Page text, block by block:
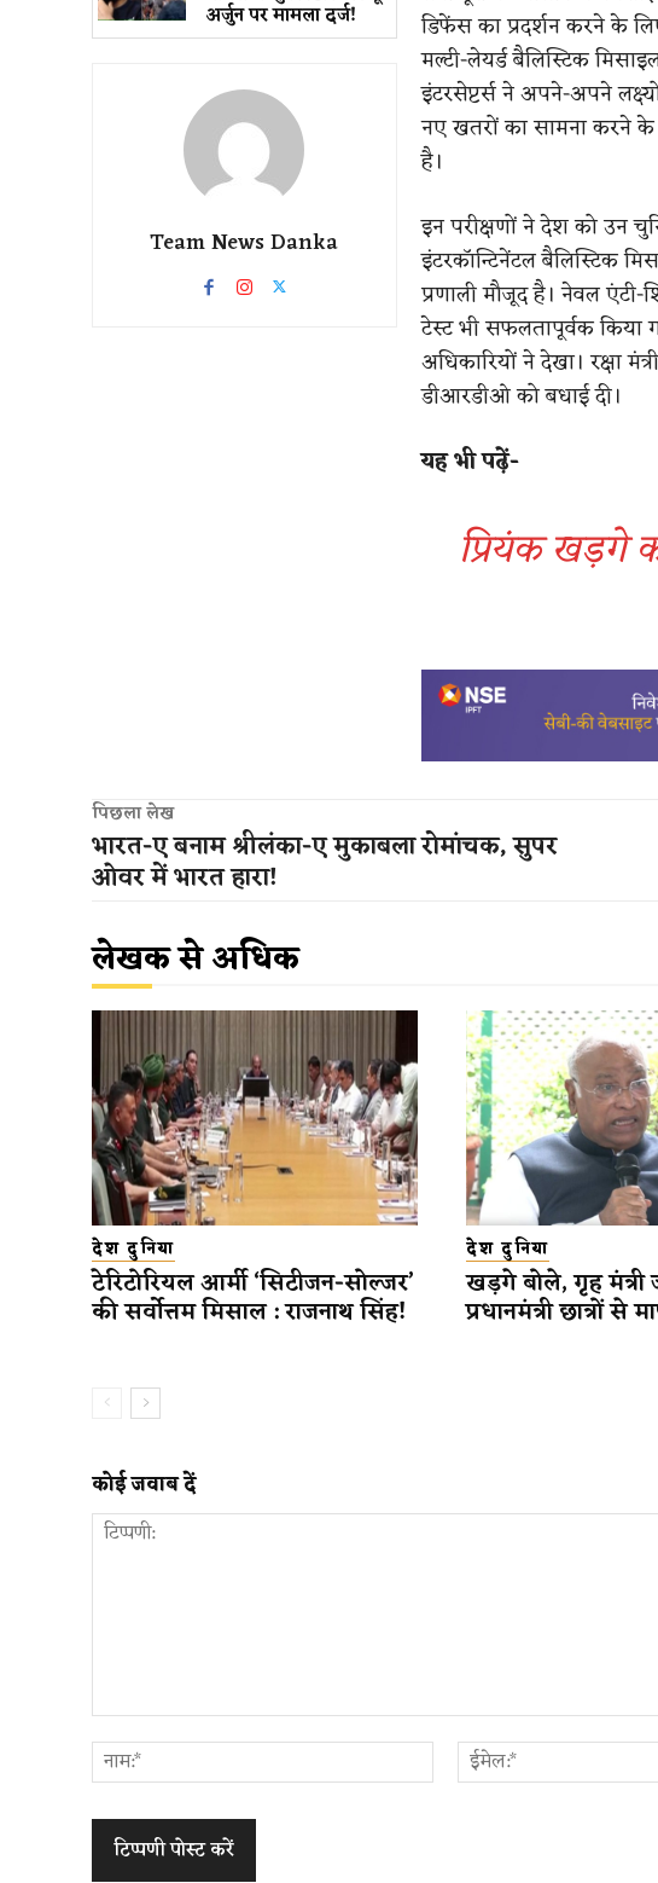
अर्जुन पर मामला दर्ज!
Team News Danka
डिफेंस का प्रदर्शन करने के
मल्टी-लेयर्ड बैलिस्टिक
इंटरसेप्टर्स ने अपने-अपने
नए खतरों का सामना करने
है।
इन परीक्षणों ने देश को उन
इंटरकॉन्टिनेंटल बैलिस्टिक
प्रणाली मौजूद है। नेवल
टेस्ट भी सफलतापूर्वक किया
अधिकारियों ने देखा। रक्षा
डीआरडीओ को बधाई दी।
यह भी पढ़ें-
प्रियंक खड़गे
पिछला लेख
भारत-ए बनाम श्रीलंका-ए मुकाबला रोमांचक, सुपर
ओवर में भारत हारा!
लेखक से अधिक
देश दुनिया
टेरिटोरियल आर्मी ‘सिटीजन-सोल्जर’
की सर्वोत्तम मिसाल : राजनाथ सिंह!
देश दुनिया
खड़गे बोले, गृह मंत्री
प्रधानमंत्री छात्रों से
कोई जवाब दें
नाम:*